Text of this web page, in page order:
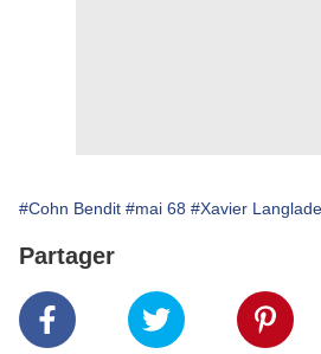
#Cohn Bendit #mai 68 #Xavier Langlade
Partager